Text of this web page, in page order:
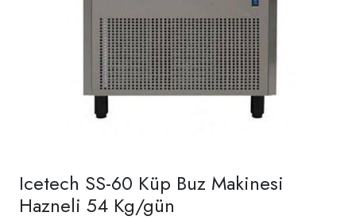
Icetech SS-60 Küp Buz Makinesi
Hazneli 54 Kg/gün